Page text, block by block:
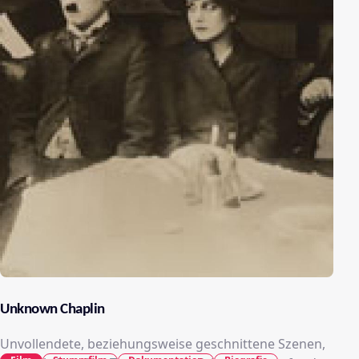
Unknown Chaplin
Unvollendete, beziehungsweise geschnittene Szenen,